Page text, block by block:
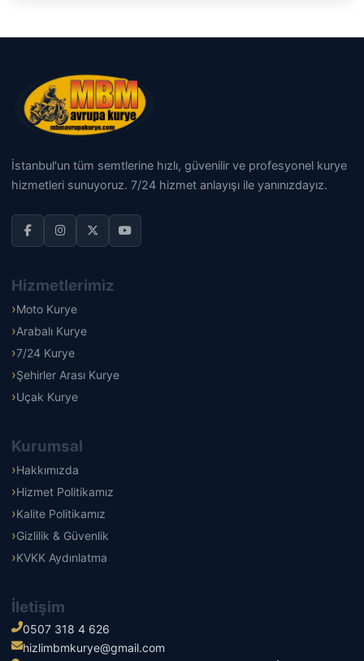
İstanbul'un tüm semtlerine hızlı, güvenilir ve profesyonel kurye
hizmetleri sunuyoruz. 7/24 hizmet anlayışı ile yanınızdayız.
Hizmetlerimiz
Moto Kurye
Arabalı Kurye
7/24 Kurye
Şehirler Arası Kurye
Uçak Kurye
Kurumsal
Hakkımızda
Hizmet Politikamız
Kalite Politikamız
Gizlilik & Güvenlik
KVKK Aydınlatma
İletişim
0507 318 4 626
hizlimbmkurye@gmail.com